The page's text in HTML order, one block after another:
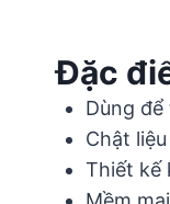
Đặc
Dùng
Chật
Thiết kế